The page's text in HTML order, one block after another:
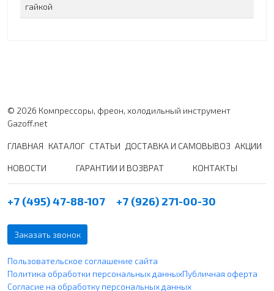
гайкой
© 2026 Компрессоры, фреон, холодильный инструмент
Gazoff.net
ГЛАВНАЯ КАТАЛОГ СТАТЬИ ДОСТАВКА И САМОВЫВОЗ АКЦИИ
НОВОСТИ ГАРАНТИИ И ВОЗВРАТ КОНТАКТЫ
+7 (495) 47-88-107 +7 (926) 271-00-30
Заказать звонок
Пользовательское соглашение сайта
Политика обработки персональных данныхПубличная оферта
Согласие на обработку персональных данных